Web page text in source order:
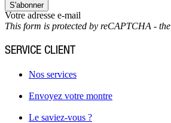
Votre adresse e-mail
S'abonner
This form is protected by reCAPTCHA - the
SERVICE CLIENT
Nos services
Envoyez votre montre
Le saviez-vous ?